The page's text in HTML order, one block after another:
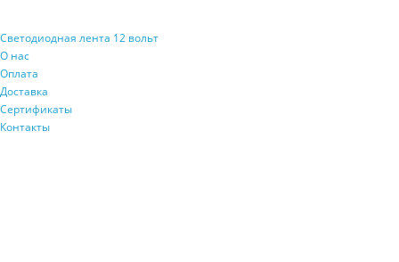
Светодиодная лента 12 вольт
О нас
Оплата
Доставка
Сертификаты
Контакты